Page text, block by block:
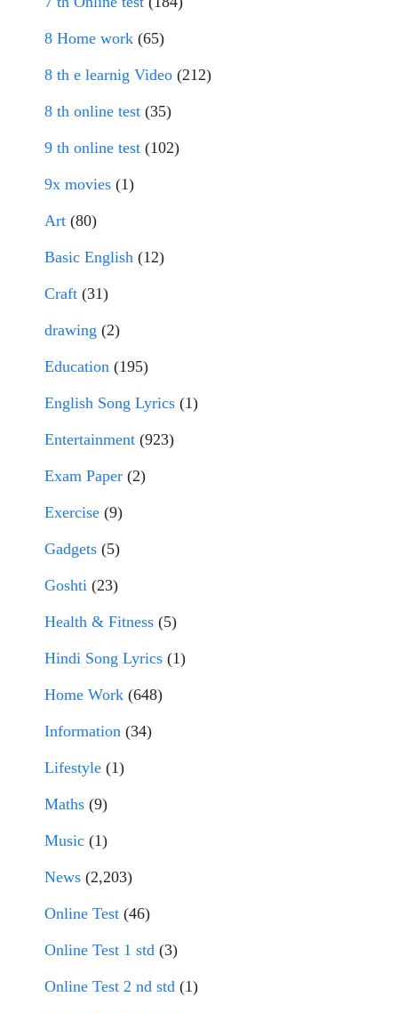
8 Home work (65)
8 th e learnig Video (212)
8 th online test (35)
9 th online test (102)
9x movies (1)
Art (80)
Basic English (12)
Craft (31)
drawing (2)
Education (195)
English Song Lyrics (1)
Entertainment (923)
Exam Paper (2)
Exercise (9)
Gadgets (5)
Goshti (23)
Health & Fitness (5)
Hindi Song Lyrics (1)
Home Work (648)
Information (34)
Lifestyle (1)
Maths (9)
Music (1)
News (2,203)
Online Test (46)
Online Test 1 std (3)
Online Test 2 nd std (1)